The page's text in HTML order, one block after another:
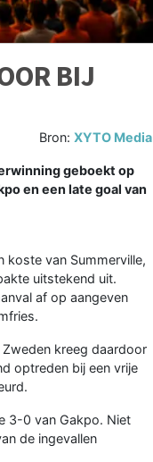
BIJ
Bron:XYTO Media
geboekt op
en een late goal van
koste van Summerville,
uitstekend uit.
af op aangeven
kreeg daardoor
optreden bij een vrije
3-0 van Gakpo. Niet
de ingevallen